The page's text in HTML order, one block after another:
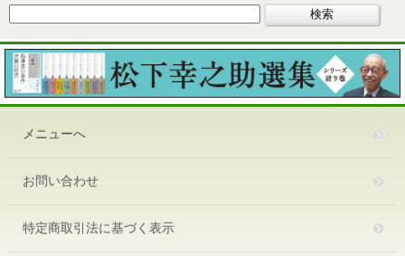
メニューへ
お問い合わせ
特定商取引法に基づく表示